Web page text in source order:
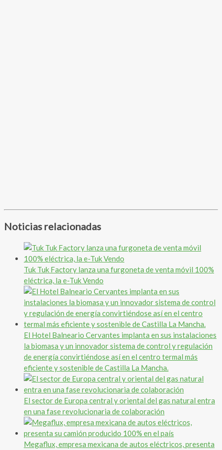
Noticias relacionadas
Tuk Tuk Factory lanza una furgoneta de venta móvil 100%
eléctrica, la e-Tuk Vendo
El Hotel Balneario Cervantes implanta en sus instalaciones
la biomasa y un innovador sistema de control y regulación
de energía convirtiéndose así en el centro termal más
eficiente y sostenible de Castilla La Mancha.
El sector de Europa central y oriental del gas natural entra
en una fase revolucionaria de colaboración
Megaflux, empresa mexicana de autos eléctricos, presenta